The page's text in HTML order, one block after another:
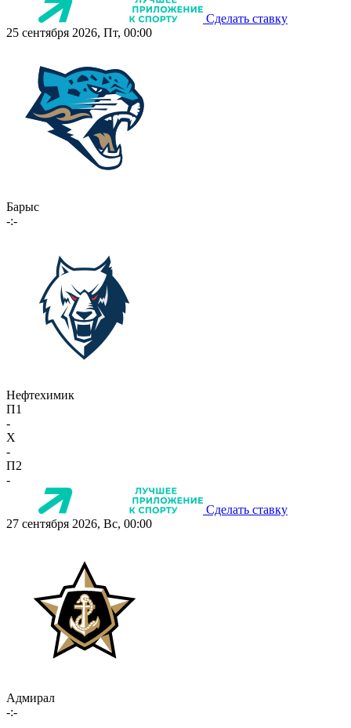
Сделать ставку
25 сентября 2026, Пт, 00:00
Барыс
-:-
Нефтехимик
П1
-
X
-
П2
-
Сделать ставку
27 сентября 2026, Вс, 00:00
Адмирал
-:-